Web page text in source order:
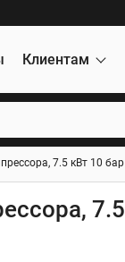
Клиентам
7.5 кВт 10